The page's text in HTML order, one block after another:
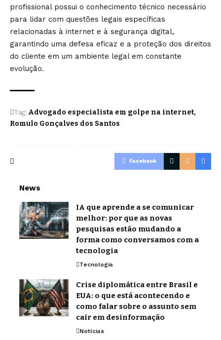
profissional possui o conhecimento técnico necessário
para lidar com questões legais específicas
relacionadas à internet e à segurança digital,
garantindo uma defesa eficaz e a proteção dos direitos
do cliente em um ambiente legal em constante
evolução.
Tag: Advogado especialista em golpe na internet
Romulo Gonçalves dos Santos
Facebook
News
IA que aprende a se comunicar
melhor: por que as novas
pesquisas estão mudando a
forma como conversamos com a
tecnologia
Tecnologia
Crise diplomática entre Brasil e
EUA: o que está acontecendo e
como falar sobre o assunto sem
cair em desinformação
Notícias